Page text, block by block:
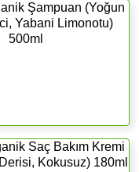
Şampuan (Yoğun
Yabani Limonotu)
500ml
Saç Bakım Kremi
Kokusuz) 180ml